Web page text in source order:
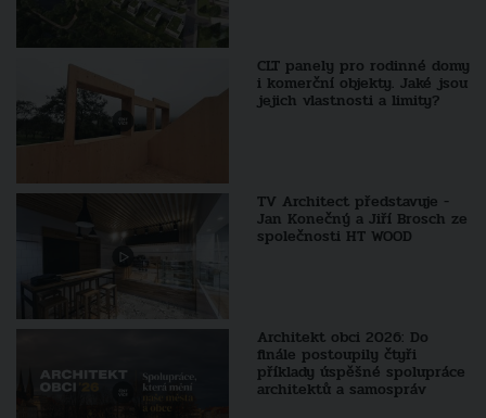
CLT panely pro rodinné domy
i komerční objekty. Jaké jsou
jejich vlastnosti a limity?
TV Architect představuje -
Jan Konečný a Jiří Brosch ze
společnosti HT WOOD
Architekt obci 2026: Do
finále postoupily čtyři
příklady úspěšné spolupráce
architektů a samospráv